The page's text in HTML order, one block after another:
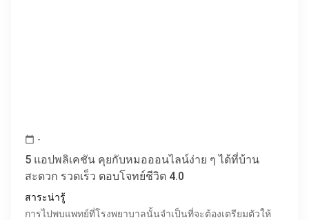
calendar_today -
5 แอปพลิเคชัน คุยกับหมอออนไลน์ง่าย ๆ ได้ที่บ้าน
สะดวก รวดเร็ว ตอบโจทย์ชีวิต 4.0
สาระน่ารู้
การไปพบแพทย์ที่โรงพยาบาลนั้นจำเป็นที่จะต้องเตรียมตัวให้